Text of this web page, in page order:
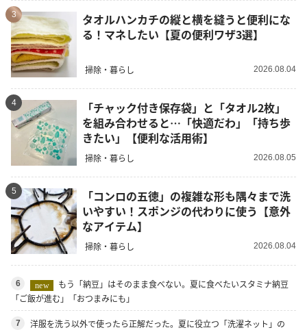
3
タオルハンカチの縦と横を縫うと便利にな
る！マネしたい【夏の便利ワザ3選】
掃除・暮らし 2026.08.04
4
「チャック付き保存袋」と「タオル2枚」
を組み合わせると…「快適だわ」「持ち歩
きたい」【便利な活用術】
掃除・暮らし 2026.08.05
5
「コンロの五徳」の複雑な形も隅々まで洗
いやすい！スポンジの代わりに使う【意外
なアイテム】
掃除・暮らし 2026.08.04
6 new
もう「納豆」はそのまま食べない。夏に食べたいスタミナ納豆
「ご飯が進む」「おつまみにも」
7
洋服を洗う以外で使ったら正解だった。夏に役立つ「洗濯ネット」の